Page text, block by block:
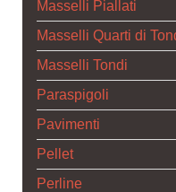
Masselli Piallati
Masselli Quarti di
Masselli Tondi
Paraspigoli
Pavimenti
Pellet
Perline